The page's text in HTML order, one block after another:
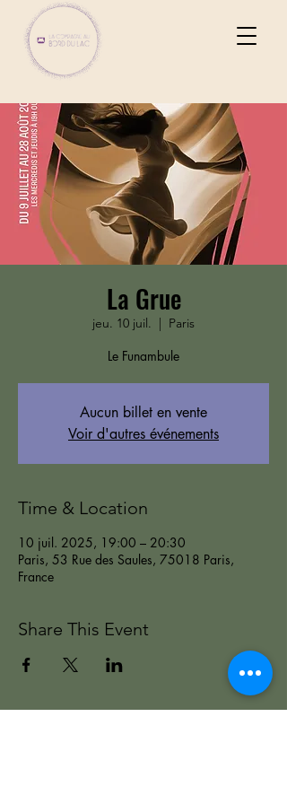
La Grue
jeu. 10 juil.
  |
Paris
Le Funambule
Aucun billet en vente
Voir d'autres événements
Time & Location
10 juil. 2025, 19:00 – 20:30
Paris, 53 Rue des Saules, 75018 Paris,
France
Share This Event